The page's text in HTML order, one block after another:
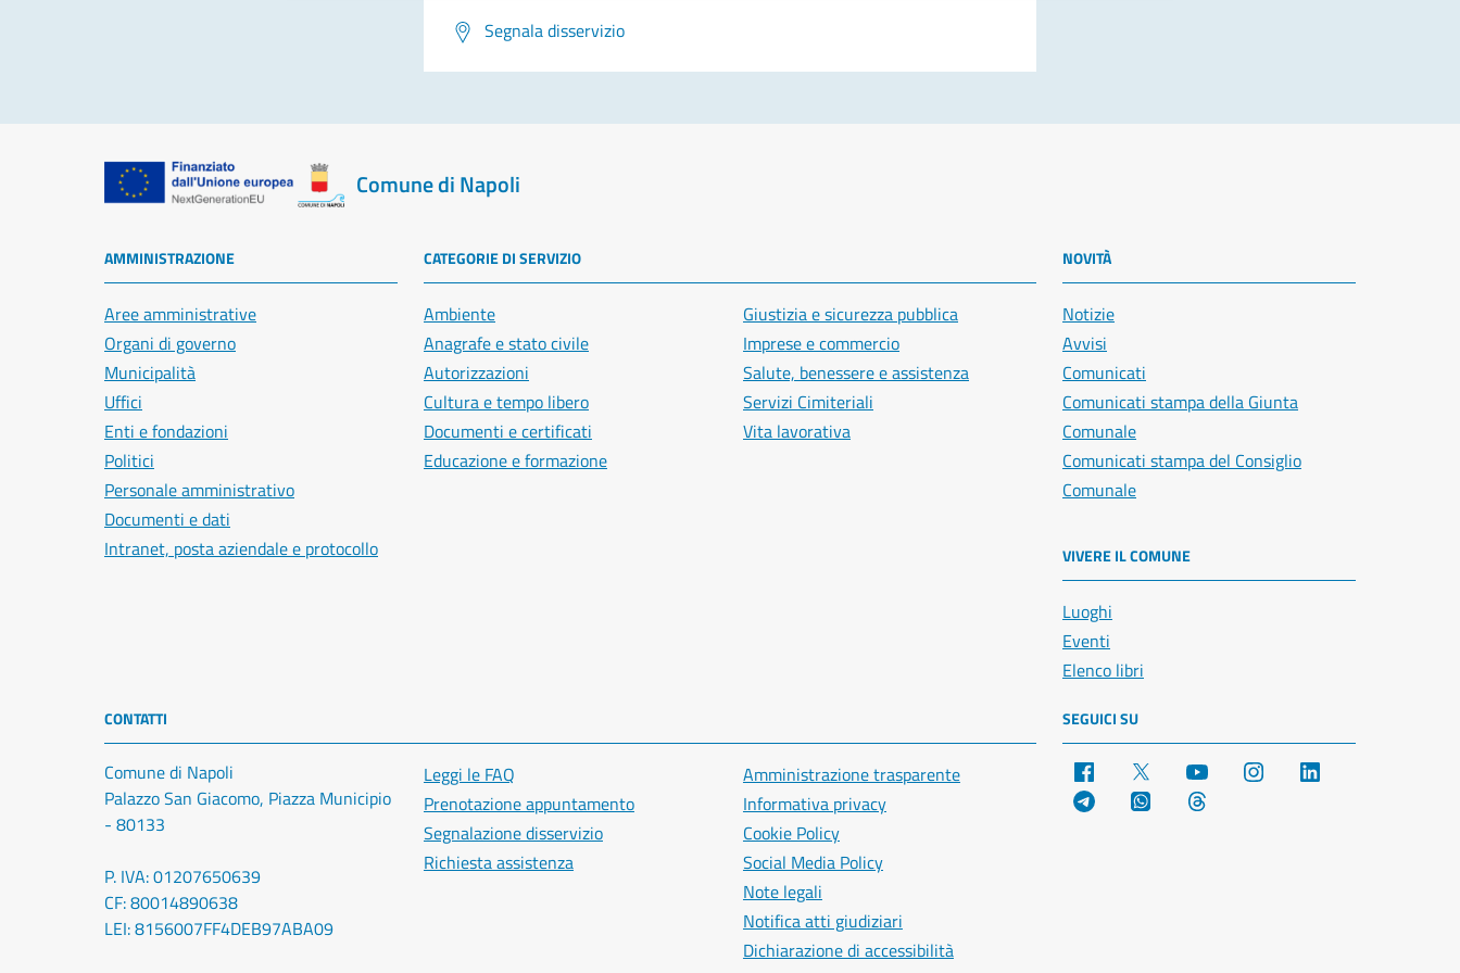
Segnala disservizio
Comune di Napoli
AMMINISTRAZIONE
Aree amministrative
Organi di governo
Municipalità
Uffici
Enti e fondazioni
Politici
Personale amministrativo
Documenti e dati
Intranet, posta aziendale e protocollo
CATEGORIE DI SERVIZIO
Ambiente
Anagrafe e stato civile
Autorizzazioni
Cultura e tempo libero
Documenti e certificati
Educazione e formazione
Giustizia e sicurezza pubblica
Imprese e commercio
Salute, benessere e assistenza
Servizi Cimiteriali
Vita lavorativa
NOVITÀ
Notizie
Avvisi
Comunicati
Comunicati stampa della Giunta
Comunale
Comunicati stampa del Consiglio
Comunale
VIVERE IL COMUNE
Luoghi
Eventi
Elenco libri
CONTATTI
Comune di Napoli
Palazzo San Giacomo, Piazza Municipio
- 80133
P. IVA: 01207650639
CF: 80014890638
LEI: 8156007FF4DEB97ABA09
Leggi le FAQ
Prenotazione appuntamento
Segnalazione disservizio
Richiesta assistenza
Amministrazione trasparente
Informativa privacy
Cookie Policy
Social Media Policy
Note legali
Notifica atti giudiziari
Dichiarazione di accessibilità
SEGUICI SU
Facebook YouTube Instagram
Telegram WhatsApp